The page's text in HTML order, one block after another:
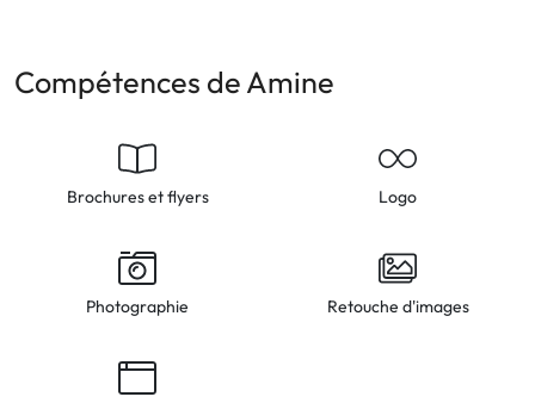
Compétences de Amine
Brochures et flyers Logo
Photographie Retouche d'images